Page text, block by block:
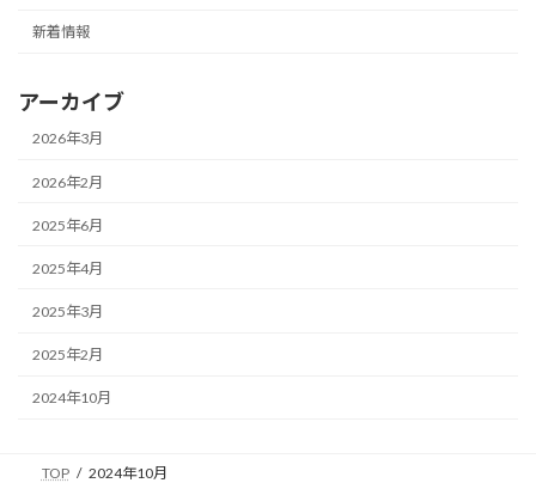
新着情報
アーカイブ
2026年3月
2026年2月
2025年6月
2025年4月
2025年3月
2025年2月
2024年10月
TOP 2024年10月